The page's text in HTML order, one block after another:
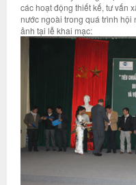
các hoạt động thiết kế, tư vấn
nước ngoài trong quá trình hội
ảnh tại lễ khai mạc: